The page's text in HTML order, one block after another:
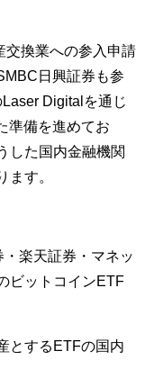
交換業への参入申請
日興証券も参
Digitalを通じ
準備を進めてお
した国内金融機関
ます。
楽天証券・マネッ
ビットコインETF
とするETFの国内